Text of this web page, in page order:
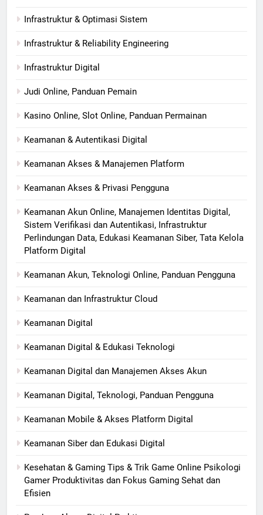
Infrastruktur & Optimasi Sistem
Infrastruktur & Reliability Engineering
Infrastruktur Digital
Judi Online, Panduan Pemain
Kasino Online, Slot Online, Panduan Permainan
Keamanan & Autentikasi Digital
Keamanan Akses & Manajemen Platform
Keamanan Akses & Privasi Pengguna
Keamanan Akun Online, Manajemen Identitas Digital,
Sistem Verifikasi dan Autentikasi, Infrastruktur
Perlindungan Data, Edukasi Keamanan Siber, Tata Kelola
Platform Digital
Keamanan Akun, Teknologi Online, Panduan Pengguna
Keamanan dan Infrastruktur Cloud
Keamanan Digital
Keamanan Digital & Edukasi Teknologi
Keamanan Digital dan Manajemen Akses Akun
Keamanan Digital, Teknologi, Panduan Pengguna
Keamanan Mobile & Akses Platform Digital
Keamanan Siber dan Edukasi Digital
Kesehatan & Gaming Tips & Trik Game Online Psikologi
Gamer Produktivitas dan Fokus Gaming Sehat dan
Efisien